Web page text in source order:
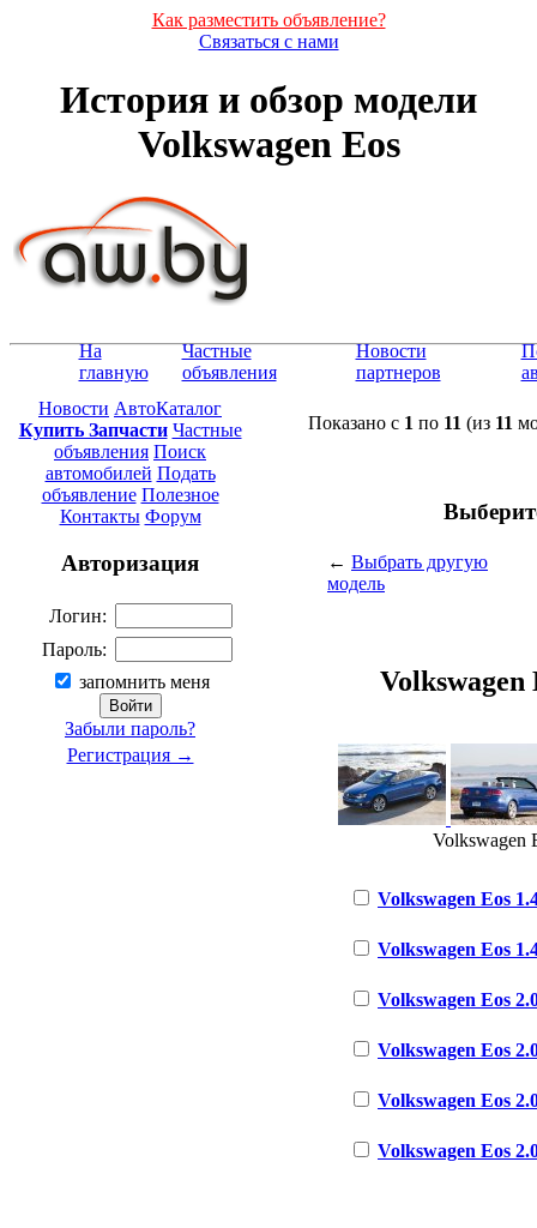
Как разместить объявление?
Связаться с нами
История и обзор модели
Volkswagen Eos
На
главную
Частные
объявления
Новости
партнеров
Новости АвтоКаталог
Купить Запчасти Частные
объявления Поиск
автомобилей Подать
объявление Полезное
Контакты Форум
Авторизация
Логин:
Пароль:
запомнить меня
Забыли пароль?
Регистрация →
Показано с 1 по 11 (из 11
← Выбрать другую
модель
Volkswagen
Volkswagen
Volkswagen Eos
Volkswagen Eos
Volkswagen Eos
Volkswagen Eos
Volkswagen Eos
Volkswagen Eos